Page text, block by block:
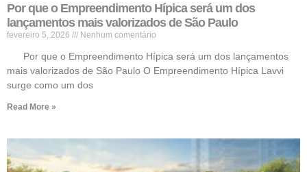
Por que o Empreendimento Hípica será um dos
lançamentos mais valorizados de São Paulo
fevereiro 5, 2026 Nenhum comentário
Por que o Empreendimento Hípica será um dos lançamentos
mais valorizados de São Paulo O Empreendimento Hípica Lavvi
surge como um dos
Read More »